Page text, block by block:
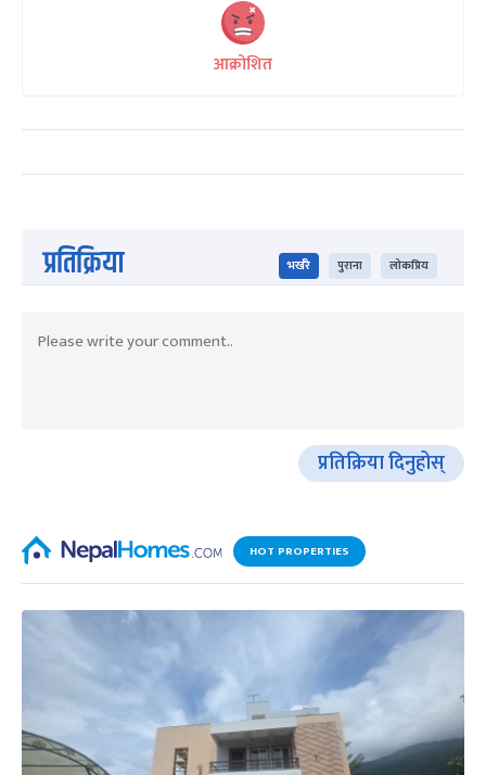
आक्रोशित
प्रतिक्रिया भर्खरै पुराना लोकप्रिय
प्रतिक्रिया दिनुहोस्
HOT PROPERTIES